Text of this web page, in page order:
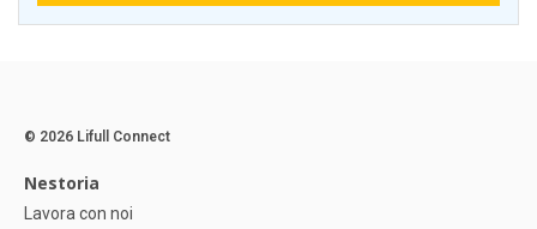
© 2026 Lifull Connect
Nestoria
Lavora con noi